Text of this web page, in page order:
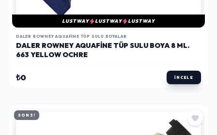
LUSTWAY LUSTWAY LUSTWAY
DALER ROWNEY AQUAFINE TÜP SULU BOYALAR
DALER ROWNEY AQUAFINE TÜP SULU BOYA 8 ML.
663 YELLOW OCHRE
₺0 İNCELE
SON 3!